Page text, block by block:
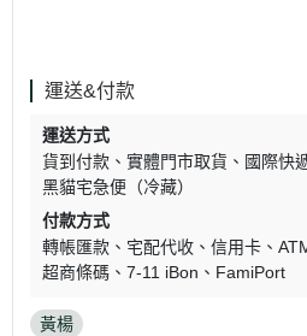
運送&付款
運送方式
貨到付款
實體門市取貨 國際快
黑貓宅急便（冷藏）
付款方式
轉帳匯款
宅配代收 信用卡
超商條碼
7-11 iBon FamiPort
黃楊